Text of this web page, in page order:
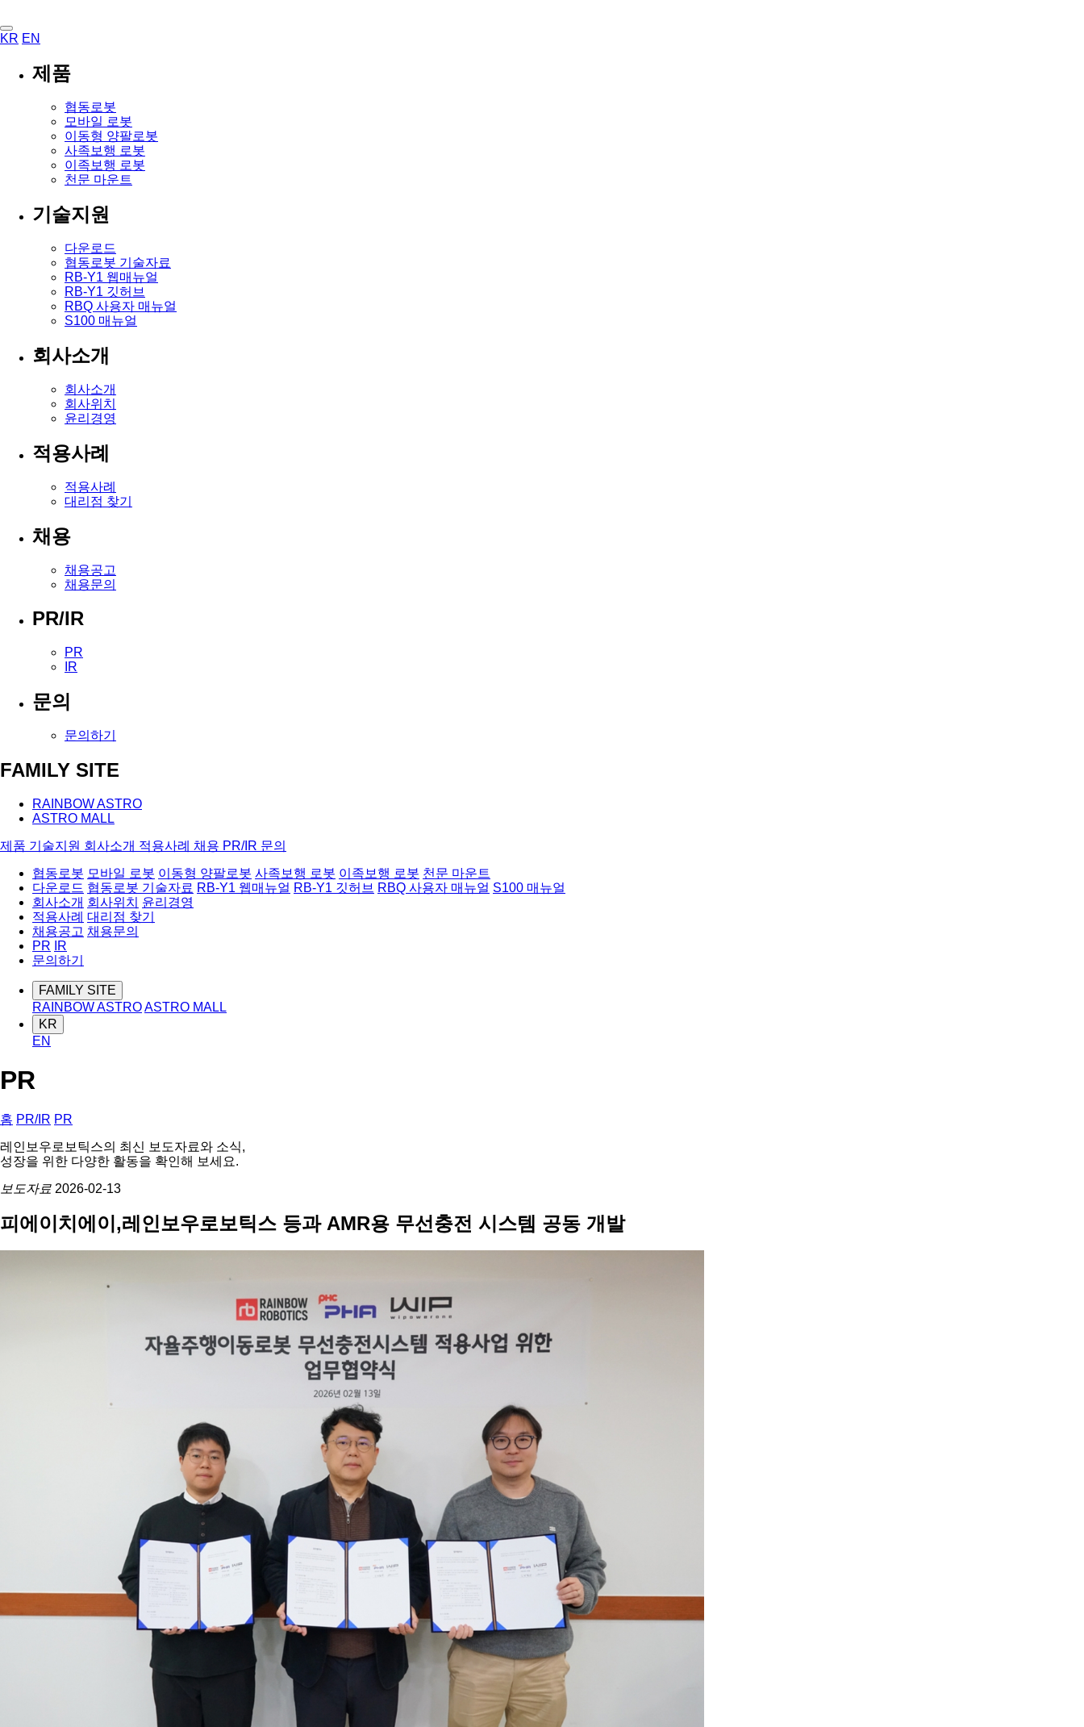
KR EN
제품
협동로봇
모바일 로봇
이동형 양팔로봇
사족보행 로봇
이족보행 로봇
천문 마운트
기술지원
다운로드
협동로봇 기술자료
RB-Y1 웹매뉴얼
RB-Y1 깃허브
RBQ 사용자 매뉴얼
S100 매뉴얼
회사소개
회사소개
회사위치
윤리경영
적용사례
적용사례
대리점 찾기
채용
채용공고
채용문의
PR/IR
PR
IR
문의
문의하기
FAMILY SITE
RAINBOW ASTRO
ASTRO MALL
제품 기술지원 회사소개 적용사례 채용 PR/IR 문의
협동로봇 모바일 로봇 이동형 양팔로봇 사족보행 로봇 이족보행 로봇 천문 마운트
다운로드 협동로봇 기술자료 RB-Y1 웹매뉴얼 RB-Y1 깃허브 RBQ 사용자 매뉴얼 S100 매뉴얼
회사소개 회사위치
윤리경영
적용사례 대리점 찾기
채용공고 채용문의
PR
IR
문의하기
FAMILY SITE
RAINBOW ASTROASTRO MALL
KR
EN
PR
홈 PR/IR PR
레인보우로보틱스의 최신 보도자료와 소식,
성장을 위한 다양한 활동을 확인해 보세요.
보도자료 2026-02-13
피에이치에이,레인보우로보틱스 등과 AMR용 무선충전 시스템 공동 개발